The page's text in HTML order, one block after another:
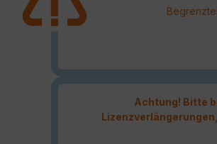
Achtung! Bitte